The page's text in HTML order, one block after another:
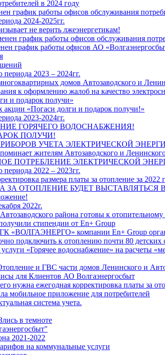
в 2024 году
график работы офисов обслуживания
2024-2025гг.
не верить лжеэнергетикам!
график работы офисов обслуживания
график работы офисов АО
2023 – 2024гг.
домов Автозаводского и
к оформлению жалоб на качество
и подарок получи»
«Погаси долги и подарок получи!»
2023-2024гг.
ГОРЯЧЕГО ВОДОСНАБЖЕНИЯ!
ПОЛУЧИ!
УЧЕТА ЭЛЕКТРИЧЕСКОЙ
жителям Автозаводского и
ПОТРЕБЛЕНИЕ ЭЛЕКТРИЧЕСКОЙ
2022 – 2023гг.
размера платы за отопление за 2022
ЗА ОТОПЛЕНИЕ БУДЕТ
2022г.
района готовы к отопительному
стипендии от En+ Group
«ВОЛГАЭНЕРГО» компании En+ Group
подключить к отоплению почти 80
«Горячее водоснабжение» на расчеты
и ГВС части домов Ленинского и
для Клиентов АО Волгаэнергосбыт
нужна ежегодная корректировка платы за
мобильное приложение для потребителей
система учета.
в темноте
2021-2022
на коммунальные услуги